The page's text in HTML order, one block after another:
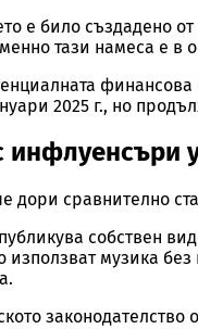
е било създадено
тази намеса е в
2025 г., но
инфлуенсъри
дори сравнително
собствен
използват музика